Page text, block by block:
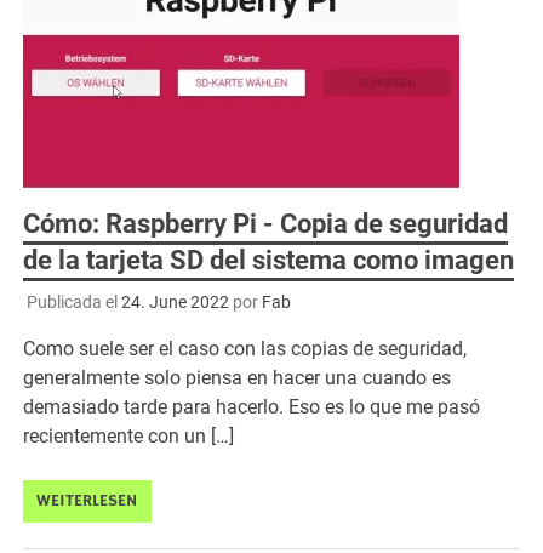
Cómo: Raspberry Pi - Copia de seguridad
de la tarjeta SD del sistema como imagen
Publicada el 24. June 2022por Fab
Como suele ser el caso con las copias de seguridad,
generalmente solo piensa en hacer una cuando es
demasiado tarde para hacerlo. Eso es lo que me pasó
recientemente con un […]
WEITERLESEN